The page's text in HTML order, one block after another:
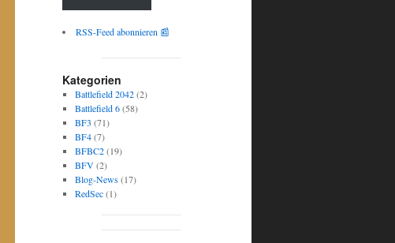
RSS-Feed abonnieren 📰
Kategorien
Battlefield 2042(2)
Battlefield 6(58)
BF3 (71)
BF4(7)
BFBC2(19)
BFV(2)
Blog-News(17)
RedSec(1)